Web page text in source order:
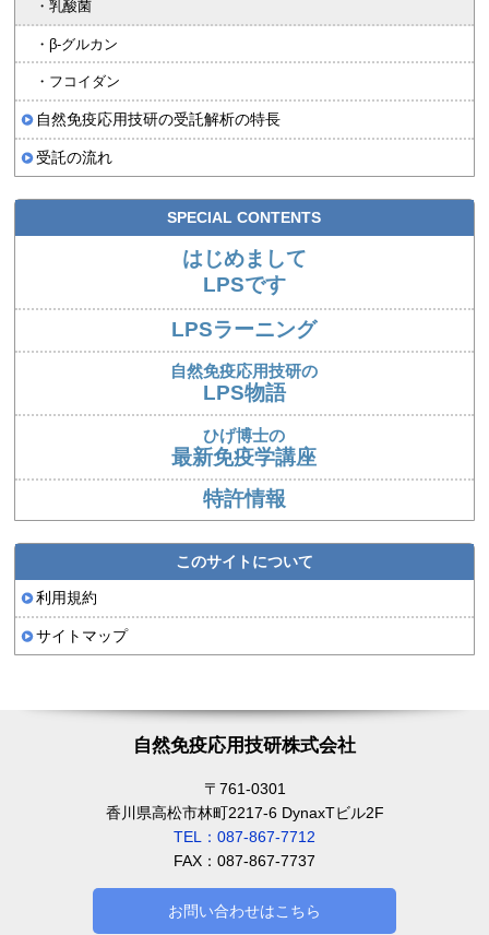
・乳酸菌
・β-グルカン
・フコイダン
自然免疫応用技研の受託解析の特長
受託の流れ
SPECIAL CONTENTS
はじめまして
LPSです
LPSラーニング
自然免疫応用技研の
LPS物語
ひげ博士の
最新免疫学講座
特許情報
このサイトについて
利用規約
サイトマップ
自然免疫応用技研株式会社
〒761-0301
香川県高松市林町2217-6 DynaxTビル2F
TEL：087-867-7712
FAX：087-867-7737
お問い合わせはこちら